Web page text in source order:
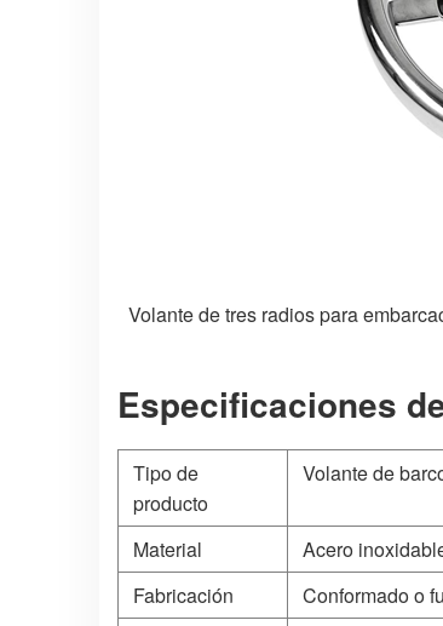
Volante de tres radios para
Especificaciones
Tipo de
producto
Volante de
Material
Acero
Fabricación
Conformado o